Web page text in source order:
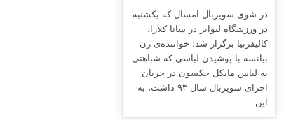
در شوی سوپربال امسال که یکشنبه
در ورزشگاه لیوایز در سانا کلارا،
کالیفرنیا برگزار شد؛ خواننده‌ی زن
بیانسه با پوشیدن لباسی که شباهتی
به لباس مایکل جکسون در جریان
اجرای سوپربال سال ۹۳ داشت، به
این...